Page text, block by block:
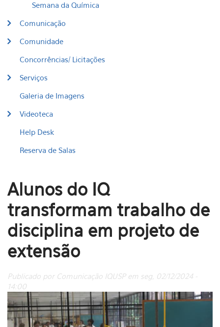
Semana da Química
Comunicação
Comunidade
Concorrências/ Licitações
Serviços
Galeria de Imagens
Videoteca
Help Desk
Reserva de Salas
Alunos do IQ
transformam trabalho de
disciplina em projeto de
extensão
Publicado por Comunicação IQUSP em seg, 02/12/2024 -
14:00